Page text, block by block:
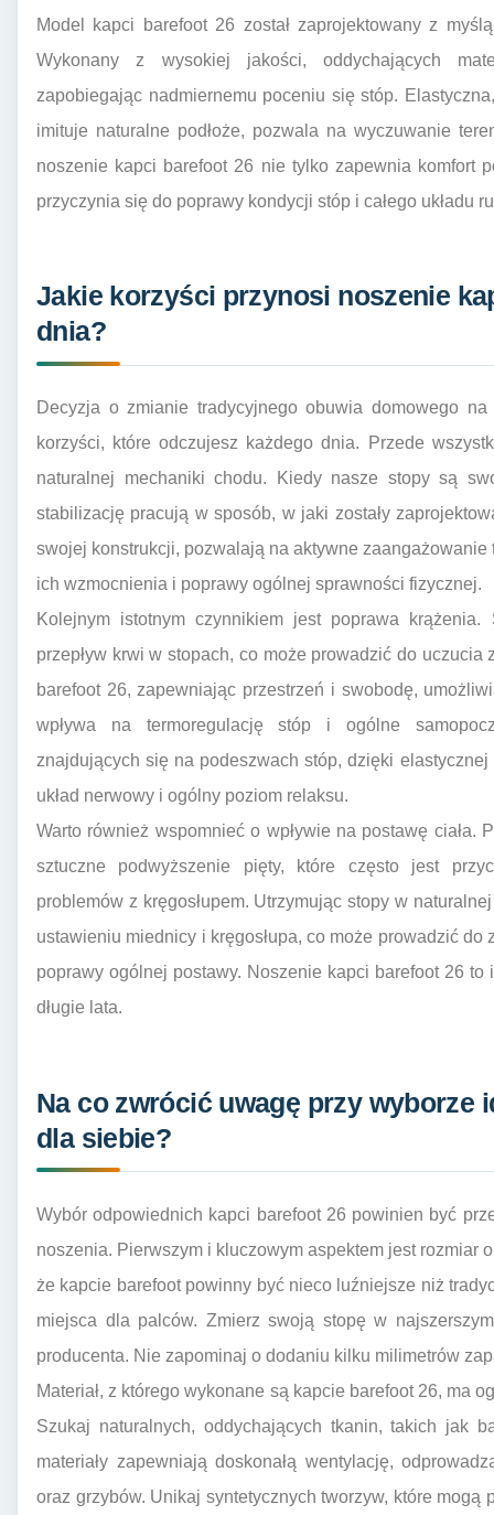
Model kapci barefoot 26 został zaprojektowany z
Wykonany z wysokiej jakości, oddychających
zapobiegając nadmiernemu poceniu się stóp.
imituje naturalne podłoże, pozwala na wyczuwanie
noszenie kapci barefoot 26 nie tylko zapewnia komfort
przyczynia się do poprawy kondycji stóp i całego układu
Jakie korzyści przynosi noszenie
dnia?
Decyzja o zmianie tradycyjnego obuwia domowego
korzyści, które odczujesz każdego dnia. Przede
naturalnej mechaniki chodu. Kiedy nasze stopy są
stabilizację pracują w sposób, w jaki zostały
swojej konstrukcji, pozwalają na aktywne
ich wzmocnienia i poprawy ogólnej sprawności fizycznej.
Kolejnym istotnym czynnikiem jest poprawa
przepływ krwi w stopach, co może prowadzić do
barefoot 26, zapewniając przestrzeń i swobodę,
wpływa na termoregulację stóp i ogólne
znajdujących się na podeszwach stóp, dzięki
układ nerwowy i ogólny poziom relaksu.
Warto również wspomnieć o wpływie na postawę ciała.
sztuczne podwyższenie pięty, które często jest
problemów z kręgosłupem. Utrzymując stopy w
ustawieniu miednicy i kręgosłupa, co może prowadzić
poprawy ogólnej postawy. Noszenie kapci barefoot 26
długie lata.
Na co zwrócić uwagę przy wyborze
dla siebie?
Wybór odpowiednich kapci barefoot 26 powinien być
noszenia. Pierwszym i kluczowym aspektem jest rozmiar
że kapcie barefoot powinny być nieco luźniejsze niż
miejsca dla palców. Zmierz swoją stopę w
producenta. Nie zapominaj o dodaniu kilku milimetrów
Materiał, z którego wykonane są kapcie barefoot 26, ma
Szukaj naturalnych, oddychających tkanin, takich jak
materiały zapewniają doskonałą wentylację,
oraz grzybów. Unikaj syntetycznych tworzyw, które